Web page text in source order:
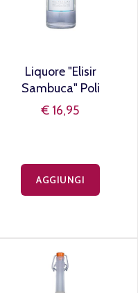
Liquore "Elisir
Sambuca" Poli
€ 16,95
AGGIUNGI